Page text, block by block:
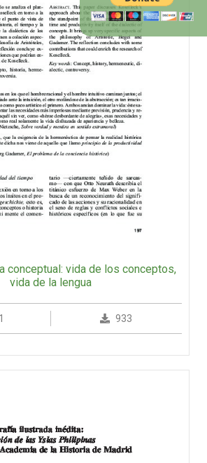
conceptual: vida de los conceptos,
vida de la lengua
933